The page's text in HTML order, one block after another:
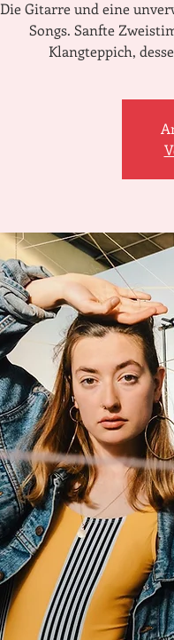
Die Gitarre und eine
Songs. Sanfte
Klangteppich,